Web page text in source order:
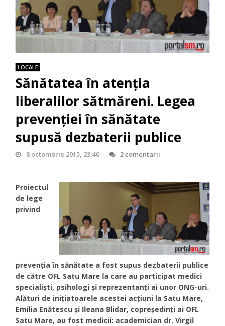
LOCALE
Sănătatea în atenția
liberalilor sătmăreni. Legea
prevenției în sănătate
supusă dezbaterii publice
8 octombrie 2015, 23:46 2 comentarii
Proiectul
de lege
privind
prevenția în sănătate a fost supus dezbaterii publice
de către OFL Satu Mare la care au participat medici
specialiști, psihologi și reprezentanți ai unor ONG-uri.
Alături de inițiatoarele acestei acțiuni la Satu Mare,
Emilia Enătescu și Ileana Blidar, copreședinți ai OFL
Satu Mare, au fost medicii: academician dr. Virgil